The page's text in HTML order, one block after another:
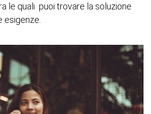
le quali puoi trovare la soluzione
esigenze.